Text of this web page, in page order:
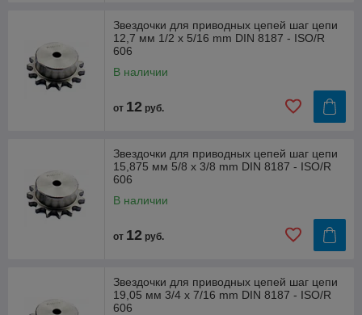
Звездочки для приводных цепей шаг цепи
12,7 мм 1/2 x 5/16 mm DIN 8187 - ISO/R
606
В наличии
от 12 руб.
Звездочки для приводных цепей шаг цепи
15,875 мм 5/8 x 3/8 mm DIN 8187 - ISO/R
606
В наличии
от 12 руб.
Звездочки для приводных цепей шаг цепи
19,05 мм 3/4 x 7/16 mm DIN 8187 - ISO/R
606